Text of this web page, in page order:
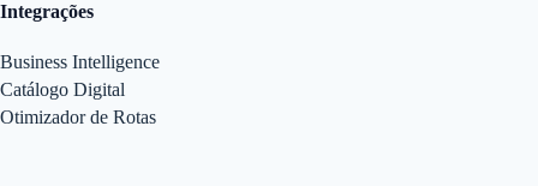
Integrações
Business Intelligence
Catálogo Digital
Otimizador de Rotas